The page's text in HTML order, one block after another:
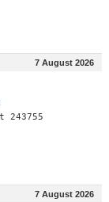
7 August 2026
243755
7 August 2026